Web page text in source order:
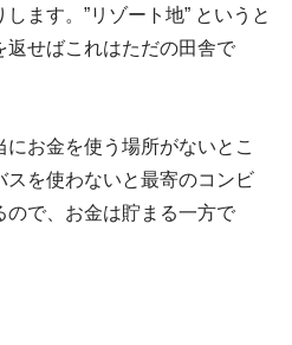
ます。”リゾート地” というと
返せばこれはただの田舎で
お金を使う場所がないとこ
スを使わないと最寄のコンビ
ので、お金は貯まる一方で